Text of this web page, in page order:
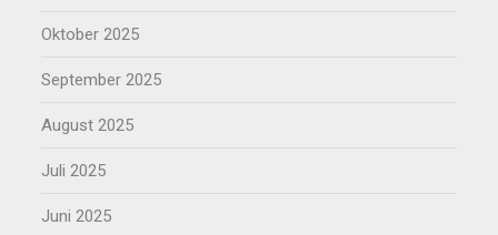
Oktober 2025
September 2025
August 2025
Juli 2025
Juni 2025